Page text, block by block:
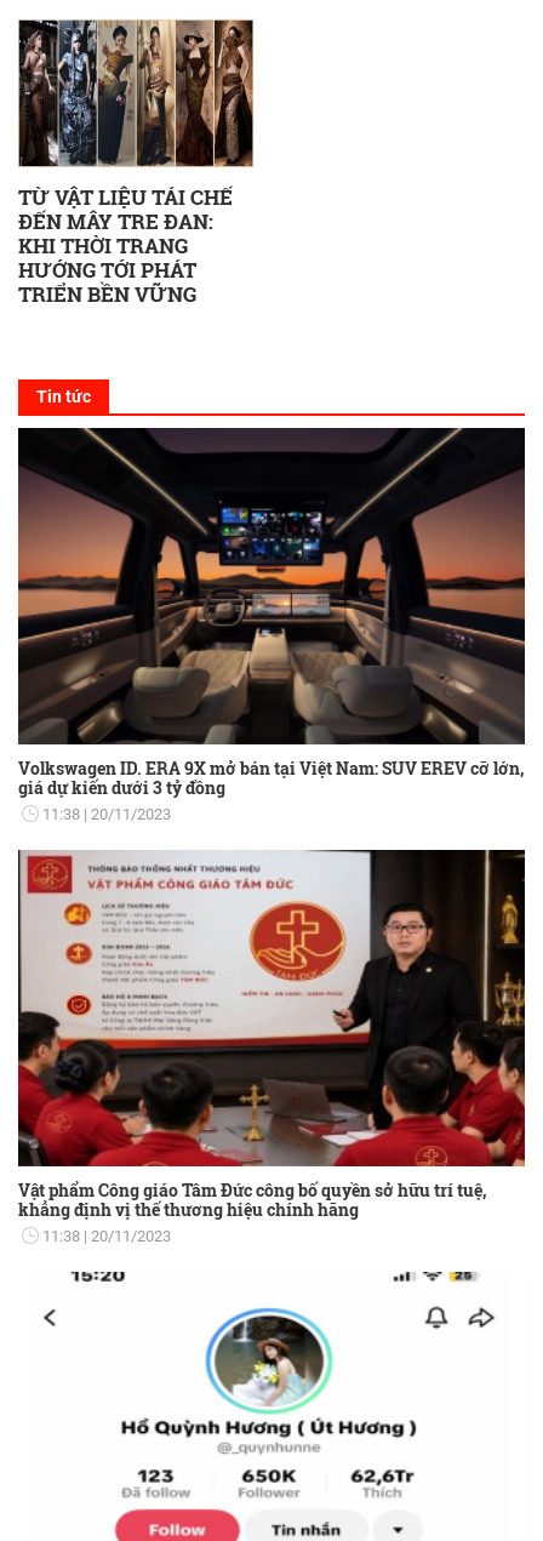
TỪ VẬT LIỆU TÁI CHẾ
ĐẾN MÂY TRE ĐAN:
KHI THỜI TRANG
HƯỚNG TỚI PHÁT
TRIỂN BỀN VỮNG
Tin tức
Volkswagen ID. ERA 9X mở bán tại Việt Nam: SUV EREV cỡ lớn,
giá dự kiến dưới 3 tỷ đồng
11:38 20/11/2023
Vật phẩm Công giáo Tâm Đức công bố quyền sở hữu trí tuệ,
khẳng định vị thế thương hiệu chính hãng
11:38 20/11/2023